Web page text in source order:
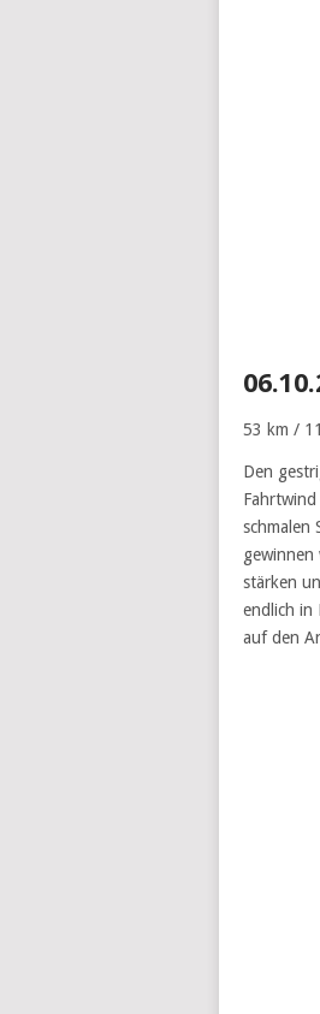
53 km /
Den
schmalen
gewinnen
stärken
endlich in
auf den